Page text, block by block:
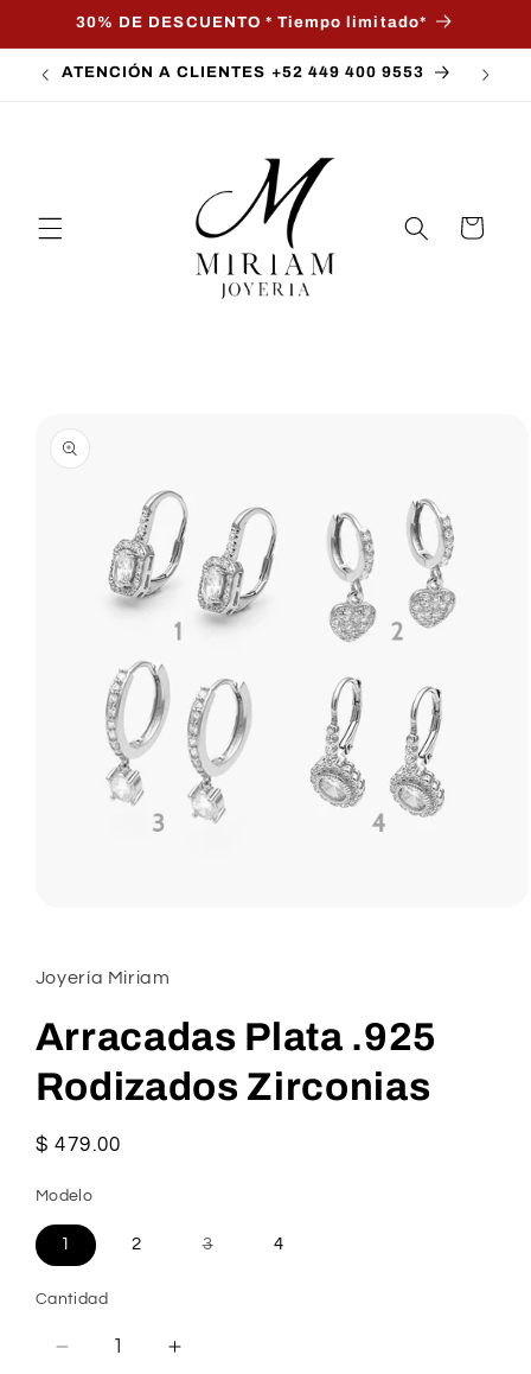
directamente
al contenido
30% DE DESCUENTO * Tiempo limitado*
ATENCIÓN A CLIENTES +52 449 400 9553
Carrito
información
en
ventana
modal
Joyería Miriam
Arracadas Plata .925
Rodizados Zirconias
Precio
$ 479.00
Modelo
1 2 3Variante
4
Cantidad
Reducir
Aumentar